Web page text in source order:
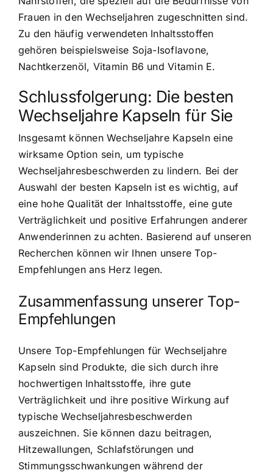
Frauen in den Wechseljahren zugeschnitten sind.
Zu den häufig verwendeten Inhaltsstoffen
gehören beispielsweise Soja-Isoflavone,
Nachtkerzenöl, Vitamin B6 und Vitamin E.
Schlussfolgerung: Die besten
Wechseljahre Kapseln für Sie
Insgesamt können Wechseljahre Kapseln eine
wirksame Option sein, um typische
Wechseljahresbeschwerden zu lindern. Bei der
Auswahl der besten Kapseln ist es wichtig, auf
eine hohe Qualität der Inhaltsstoffe, eine gute
Verträglichkeit und positive Erfahrungen anderer
Anwenderinnen zu achten. Basierend auf unseren
Recherchen können wir Ihnen unsere Top-
Empfehlungen ans Herz legen.
Zusammenfassung unserer Top-
Empfehlungen
Unsere Top-Empfehlungen für Wechseljahre
Kapseln sind Produkte, die sich durch ihre
hochwertigen Inhaltsstoffe, ihre gute
Verträglichkeit und ihre positive Wirkung auf
typische Wechseljahresbeschwerden
auszeichnen. Sie können dazu beitragen,
Hitzewallungen, Schlafstörungen und
Stimmungsschwankungen während der